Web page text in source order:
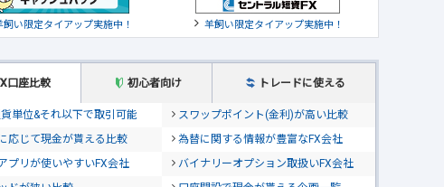
飼い限定タイアップ実施中！ 羊飼い限定タイアップ実施中！
口座比較 初心者向け トレードに使える
単位&それ以下で取引可能
スワップポイント(金利)が高い比較
応じて現金が貰える比較
為替に関する情報が豊富なFX会社
プリが使いやすいFX会社
バイナリーオプション取扱いFX会社